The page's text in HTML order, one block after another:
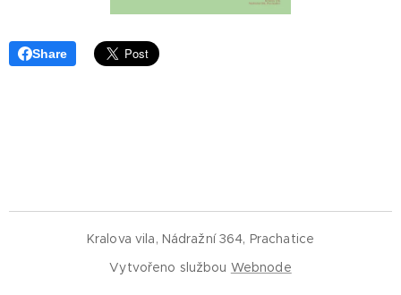
Share
Kralova vila, Nádražní 364, Prachatice
Vytvořeno službou Webnode